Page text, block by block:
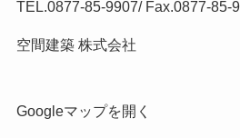
TEL.0877-85-9907/ Fax.0877-85-
空間建築 株式会社
Googleマップを開く